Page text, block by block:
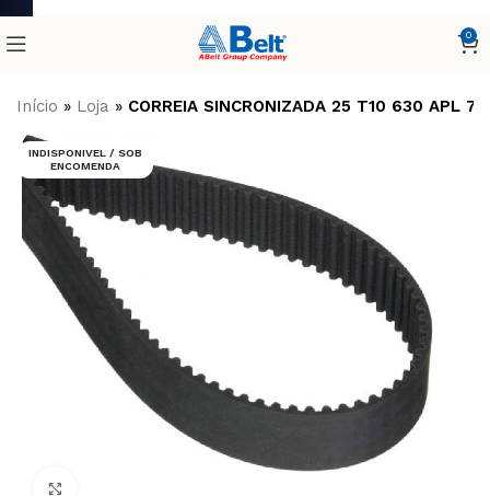
0
Início » Loja » CORREIA SINCRONIZADA 25 T10 630 APL
INDISPONIVEL / SOB
ENCOMENDA